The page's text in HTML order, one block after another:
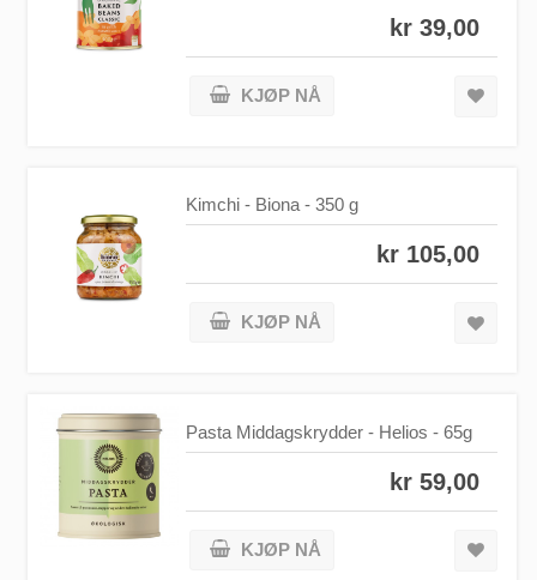
kr 39,00
KJØP NÅ
Kimchi - Biona - 350 g
kr 105,00
KJØP NÅ
Pasta Middagskrydder - Helios - 65g
kr 59,00
KJØP NÅ